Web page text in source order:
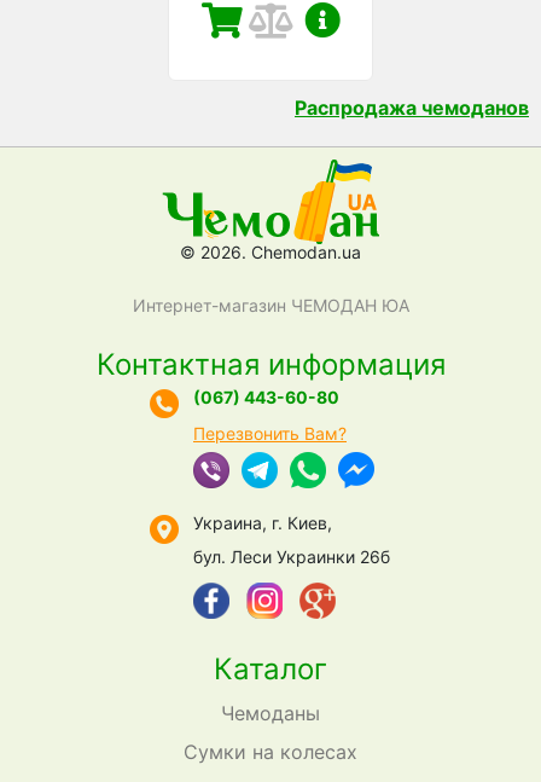
Распродажа чемоданов
© 2026. Chemodan.ua
Интернет-магазин ЧЕМОДАН ЮА
Каталог
Чемоданы
Сумки на колесах
Контактная информация
(067) 443-60-80
Перезвонить Вам?
Украина, г. Киев,
бул. Леси Украинки 26б